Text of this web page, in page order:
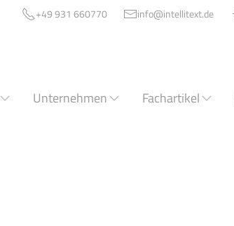
+49 931 660770 info@intellitext.de
Unternehmen Fachartikel